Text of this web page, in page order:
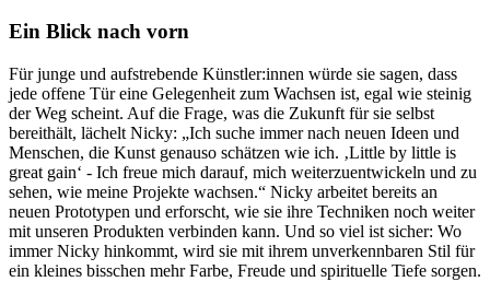
Ein Blick nach vorn
Für junge und aufstrebende Künstler:innen würde sie sagen, dass
jede offene Tür eine Gelegenheit zum Wachsen ist, egal wie steinig
der Weg scheint. Auf die Frage, was die Zukunft für sie selbst
bereithält, lächelt Nicky: „Ich suche immer nach neuen Ideen und
Menschen, die Kunst genauso schätzen wie ich. ‚Little by little is
great gain‘ - Ich freue mich darauf, mich weiterzuentwickeln und zu
sehen, wie meine Projekte wachsen.“ Nicky arbeitet bereits an
neuen Prototypen und erforscht, wie sie ihre Techniken noch weiter
mit unseren Produkten verbinden kann. Und so viel ist sicher: Wo
immer Nicky hinkommt, wird sie mit ihrem unverkennbaren Stil für
ein kleines bisschen mehr Farbe, Freude und spirituelle Tiefe sorgen.